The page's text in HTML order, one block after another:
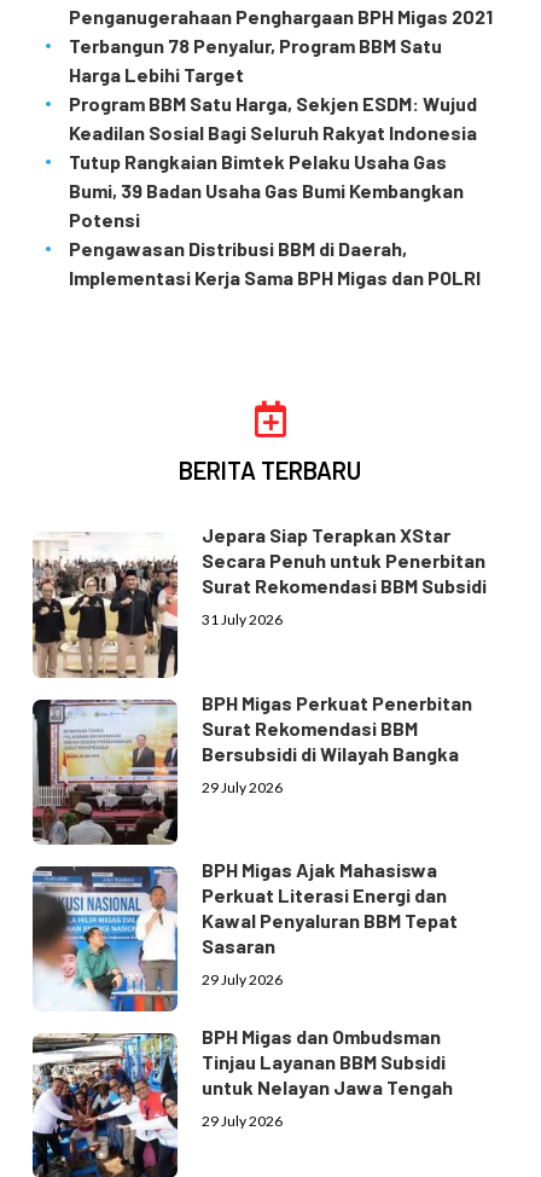
Penganugerahaan Penghargaan BPH Migas 2021
Terbangun 78 Penyalur, Program BBM Satu
Harga Lebihi Target
Program BBM Satu Harga, Sekjen ESDM: Wujud
Keadilan Sosial Bagi Seluruh Rakyat Indonesia
Tutup Rangkaian Bimtek Pelaku Usaha Gas
Bumi, 39 Badan Usaha Gas Bumi Kembangkan
Potensi
Pengawasan Distribusi BBM di Daerah,
Implementasi Kerja Sama BPH Migas dan POLRI
BERITA TERBARU
Jepara Siap Terapkan XStar
Secara Penuh untuk Penerbitan
Surat Rekomendasi BBM Subsidi
31 July 2026
BPH Migas Perkuat Penerbitan
Surat Rekomendasi BBM
Bersubsidi di Wilayah Bangka
29 July 2026
BPH Migas Ajak Mahasiswa
Perkuat Literasi Energi dan
Kawal Penyaluran BBM Tepat
Sasaran
29 July 2026
BPH Migas dan Ombudsman
Tinjau Layanan BBM Subsidi
untuk Nelayan Jawa Tengah
29 July 2026